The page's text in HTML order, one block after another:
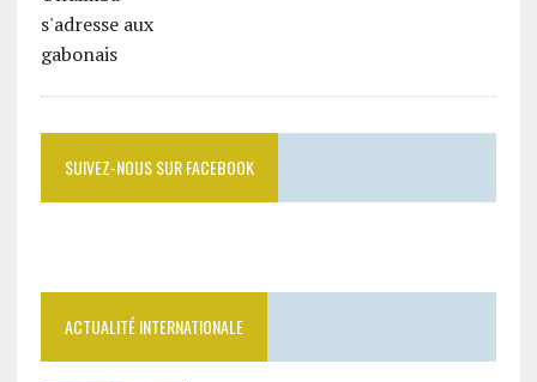
SUIVEZ-NOUS SUR FACEBOOK
ACTUALITÉ INTERNATIONALE